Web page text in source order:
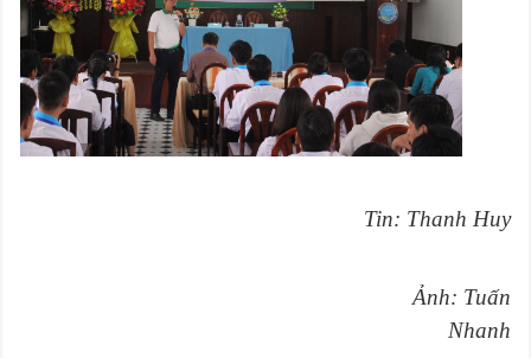
Tin: Thanh Huy
Ảnh: Tuấn
Nhanh